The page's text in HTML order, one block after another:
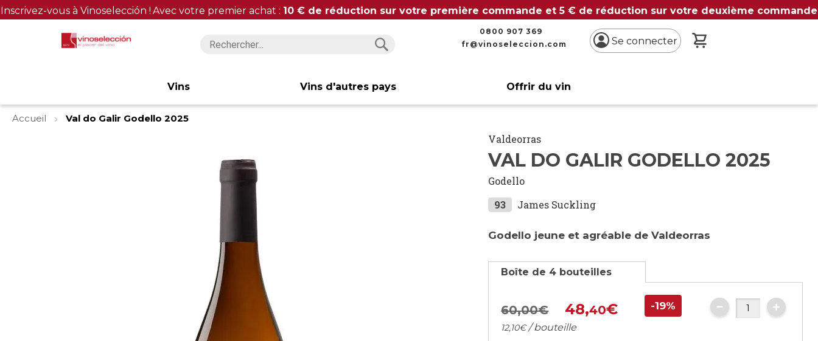
Inscrivez-vous à Vinoselección ! Avec votre premier achat : 10 € de réduction sur votre première commande et 5 € de réduction sur votre deuxième commande
0800 907 369
fr@vinoseleccion.com
Se connecter
Vins Vins d'autres pays Offrir du vin
Accueil
Val do Galir Godello 2025
Valdeorras
VAL DO GALIR GODELLO 2025
Godello
93
James Suckling
Godello jeune et agréable de Valdeorras
Boîte de 4 bouteilles
60,00€ 48,40€ -19%
12,10€/ bouteille